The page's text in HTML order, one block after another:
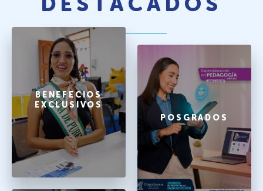
BENEFECIOS
EXCLUSIVOS
POSGRADOS